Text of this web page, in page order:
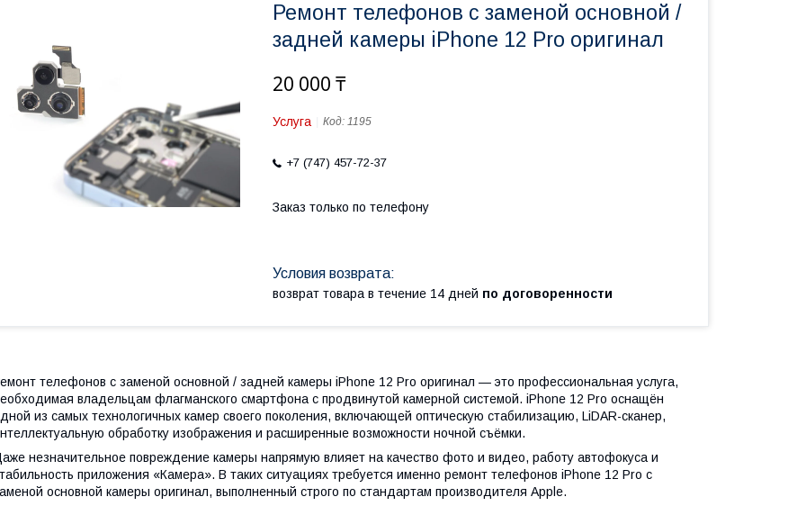
Ремонт телефонов с заменой основной /
задней камеры iPhone 12 Pro оригинал
20 000 ₸
Услуга Код: 1195
+7 (747) 457-72-37
Заказ только по телефону
возврат товара в течение 14 дней по договоренности
телефонов с заменой основной / задней камеры iPhone 12 Pro оригинал — это профессиональная услуга,
владельцам флагманского смартфона с продвинутой камерной системой. iPhone 12 Pro оснащён
из самых технологичных камер своего поколения, включающей оптическую стабилизацию, LiDAR-сканер,
обработку изображения и расширенные возможности ночной съёмки.
незначительное повреждение камеры напрямую влияет на качество фото и видео, работу автофокуса и
приложения «Камера». В таких ситуациях требуется именно ремонт телефонов iPhone 12 Pro с
основной камеры оригинал, выполненный строго по стандартам производителя Apple.